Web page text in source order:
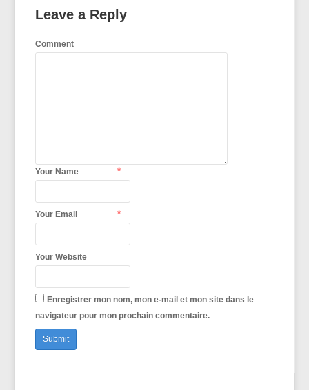
Leave a Reply
Comment
Your Name *
Your Email *
Your Website
Enregistrer mon nom, mon e-mail et mon site dans le
navigateur pour mon prochain commentaire.